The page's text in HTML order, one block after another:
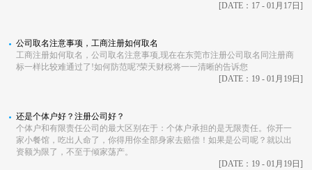
[DATE：17 - 01月17日]
公司取名注意事项，工商注册如何取名
工商注册如何取名，公司取名注意事项,现在在东莞市注册公司取名同注册商
标一样比较难通过了!如何防范呢?荣天财税将一一清晰的告诉您
[DATE：19 - 01月19日]
还是个体户好？注册公司好？
个体户和有限责任公司的最大区别在于：个体户承担的是无限责任。你开一
家小餐馆，吃出人命了，你得用你全部身家去赔偿！如果是公司呢？就以出
资额为限了，不至于倾家荡产。
[DATE：19 - 01月19日]